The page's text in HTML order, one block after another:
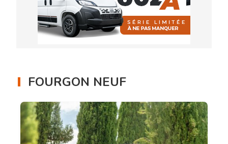
FOURGON NEUF